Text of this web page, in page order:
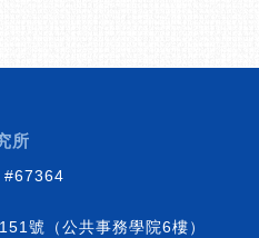
所
#67364
號（公共事務學院6樓）